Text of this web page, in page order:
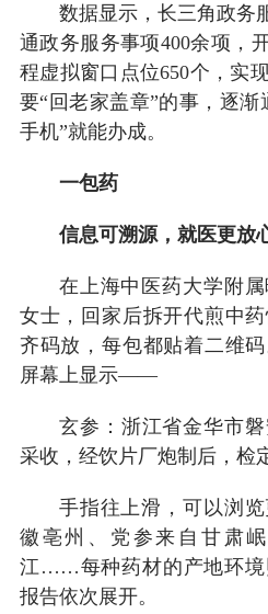
数据显示，长三角政务
通政务服务事项400余项，
程虚拟窗口点位650个，实
要“回老家盖章”的事，逐
手机”就能办成。
一包药
信息可溯源，就医更放
在上海中医药大学附
女士，回家后拆开代煎中
齐码放，每包都贴着二维
屏幕上显示——
玄参：浙江省金华市磐
采收，经饮片厂炮制后，检
手指往上滑，可以浏
徽亳州、党参来自甘肃
江……每种药材的产地环境
报告依次展开。